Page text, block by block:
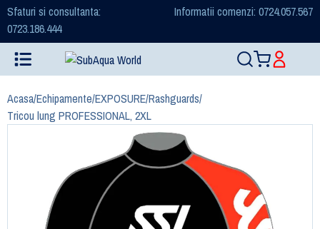
Sfaturi si consultanta:
0723.186.444
Informatii comenzi: 0724.057.567
Acasa/Echipamente/EXPOSURE/Rashguards/
Tricou lung PROFESSIONAL, 2XL